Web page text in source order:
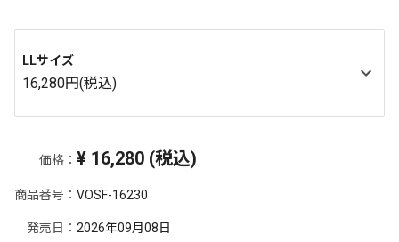
LLサイズ
16,280円(税込)
価格： ¥ 16,280 (税込)
商品番号： VOSF-16230
発売日： 2026年09月08日